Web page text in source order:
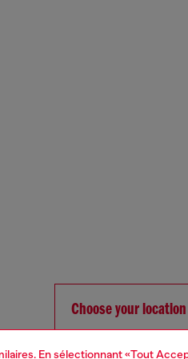
En sélectionnant «Tout
Choose your location
You are currently
seems you may be